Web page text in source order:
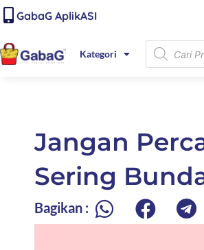
content
Lewati
ke
konten
GabaG AplikASI
Kategori
Products
search
Jangan
Sering
Bagikan :